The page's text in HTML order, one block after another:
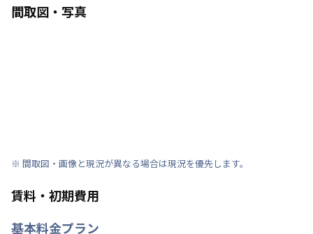
間取図・写真
※ 間取図・画像と現況が異なる場合は現況を優先します。
賃料・初期費用
基本料金プラン